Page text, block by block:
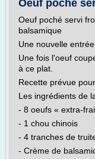
Oeuf poché
Oeuf poché servi
balsamique
Une nouvelle
Une fois l'oeuf
à ce plat.
Recette prévue pour
Les ingrédients de
- 8 oeufs « extra-
- 1 chou chinois
- 4 tranches de
- Crème de